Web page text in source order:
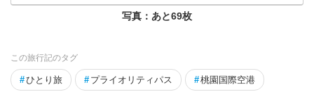
写真：あと69枚
この旅行記のタグ
#ひとり旅 # プライオリティパス #桃園国際空港